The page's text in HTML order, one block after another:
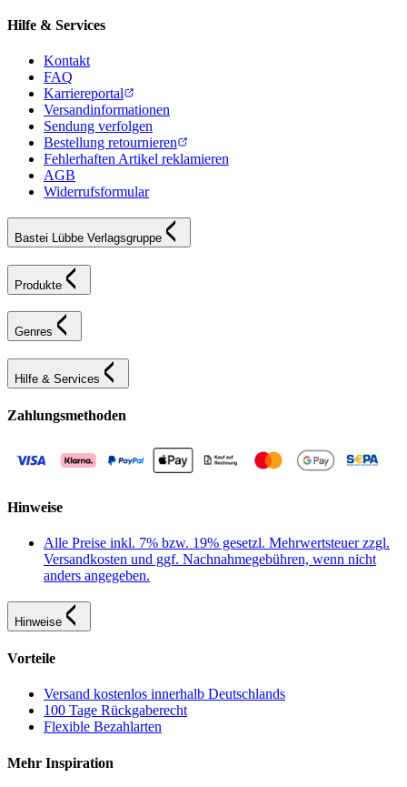
Hilfe & Services
Kontakt
FAQ
Karriereportal
Versandinformationen
Sendung verfolgen
Bestellung retournieren
Fehlerhaften Artikel reklamieren
AGB
Widerrufsformular
Bastei Lübbe Verlagsgruppe
Produkte
Genres
Hilfe & Services
Zahlungsmethoden
Hinweise
Alle Preise inkl. 7% bzw. 19% gesetzl. Mehrwertsteuer zzgl.
Versandkosten und ggf. Nachnahmegebühren, wenn nicht
anders angegeben.
Hinweise
Vorteile
Versand kostenlos innerhalb Deutschlands
100 Tage Rückgaberecht
Flexible Bezahlarten
Mehr Inspiration